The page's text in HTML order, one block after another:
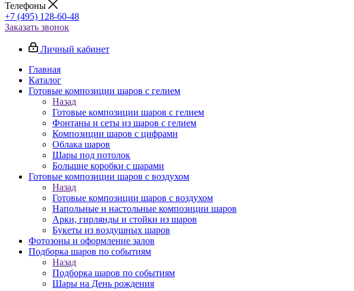
Телефоны
+7 (495) 128-60-48
Заказать звонок
Личный кабинет
Главная
Каталог
Готовые композиции шаров с гелием
Назад
Готовые композиции шаров с гелием
Фонтаны и сеты из шаров с гелием
Композиции шаров с цифрами
Облака шаров
Шары под потолок
Большие коробки с шарами
Готовые композиции шаров с воздухом
Назад
Готовые композиции шаров с воздухом
Напольные и настольные композиции шаров
Арки, гирлянды и стойки из шаров
Букеты из воздушных шаров
Фотозоны и оформление залов
Подборка шаров по событиям
Назад
Подборка шаров по событиям
Шары на День рождения